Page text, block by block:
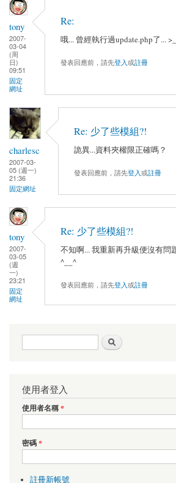
tony
2007-
03-04
(周
日)
09:51
固定
網址
Re:
哦... 曾經執行過update.php了...
發表回應前，請先登入或註冊
charlesc
2007-03-
05 (週一)
21:36
固定網址
Re: 少了些模組?!
詭異...資料夾權限正確嗎？
發表回應前，請先登入或註冊
tony
2007-
03-05
(週
一)
23:21
固定
網址
Re: 少了些模組?!
不知啊... 我重新再升級便沒有問
^__^
發表回應前，請先登入或註冊
搜尋表單
使用者登入
使用者名稱*
密碼*
註冊新帳號